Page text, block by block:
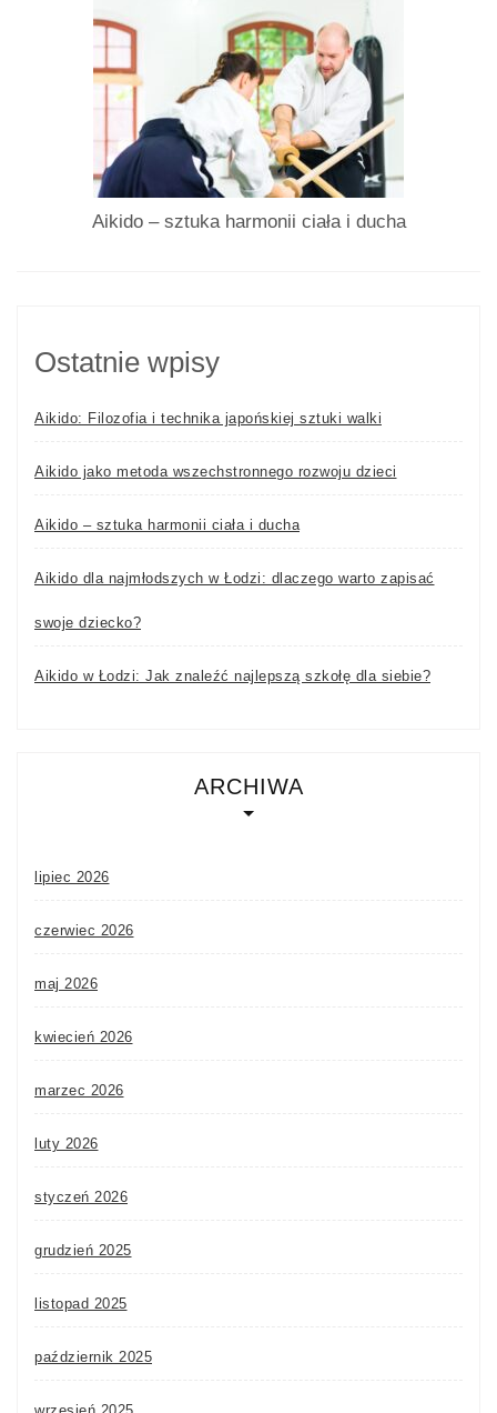
Aikido – sztuka harmonii ciała i ducha
Ostatnie wpisy
Aikido: Filozofia i technika japońskiej sztuki walki
Aikido jako metoda wszechstronnego rozwoju dzieci
Aikido – sztuka harmonii ciała i ducha
Aikido dla najmłodszych w Łodzi: dlaczego warto zapisać
swoje dziecko?
Aikido w Łodzi: Jak znaleźć najlepszą szkołę dla siebie?
ARCHIWA
lipiec 2026
czerwiec 2026
maj 2026
kwiecień 2026
marzec 2026
luty 2026
styczeń 2026
grudzień 2025
listopad 2025
październik 2025